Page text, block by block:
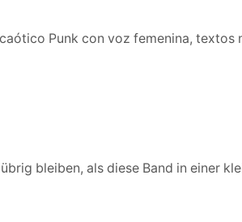
Punk con voz femenina,
bleiben, als diese Band in einer